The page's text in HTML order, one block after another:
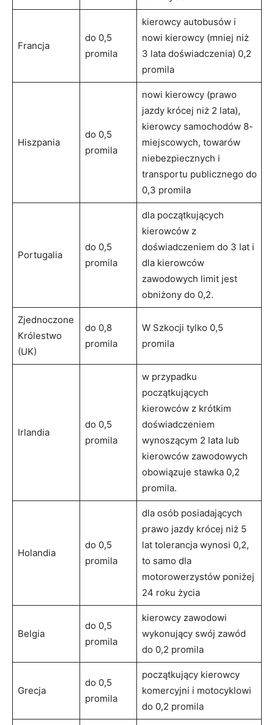
Francja
do 0,5
promila
kierowcy autobusów i
nowi kierowcy (mniej niż
3 lata doświadczenia) 0,2
promila
Hiszpania
do 0,5
promila
nowi kierowcy (prawo
jazdy krócej niż 2 lata),
kierowcy samochodów 8-
miejscowych, towarów
niebezpiecznych i
transportu publicznego do
0,3 promila
Portugalia
do 0,5
promila
dla początkujących
kierowców z
doświadczeniem do 3 lat i
dla kierowców
zawodowych limit jest
obniżony do 0,2.
Zjednoczone
Królestwo
(UK)
do 0,8
promila
W Szkocji tylko 0,5
promila
Irlandia
do 0,5
promila
w przypadku
początkujących
kierowców z krótkim
doświadczeniem
wynoszącym 2 lata lub
kierowców zawodowych
obowiązuje stawka 0,2
promila.
Holandia
do 0,5
promila
dla osób posiadających
prawo jazdy krócej niż 5
lat tolerancja wynosi 0,2,
to samo dla
motorowerzystów poniżej
24 roku życia
Belgia
do 0,5
promila
kierowcy zawodowi
wykonujący swój zawód
do 0,2 promila
Grecja
do 0,5
promila
początkujący kierowcy
komercyjni i motocyklowi
do 0,2 promila